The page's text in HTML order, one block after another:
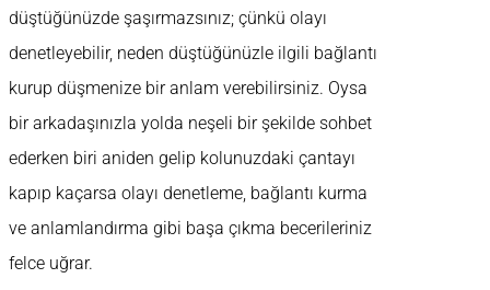
düştüğünüzde şaşırmazsınız; çünkü olayı
denetleyebilir, neden düştüğünüzle ilgili bağlantı
kurup düşmenize bir anlam verebilirsiniz. Oysa
bir arkadaşınızla yolda neşeli bir şekilde sohbet
ederken biri aniden gelip kolunuzdaki çantayı
kapıp kaçarsa olayı denetleme, bağlantı kurma
ve anlamlandırma gibi başa çıkma becerileriniz
felce uğrar.